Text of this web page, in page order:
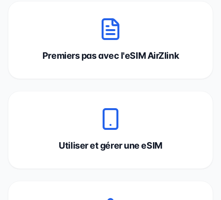
Premiers pas avec l'eSIM AirZlink
Utiliser et gérer une eSIM